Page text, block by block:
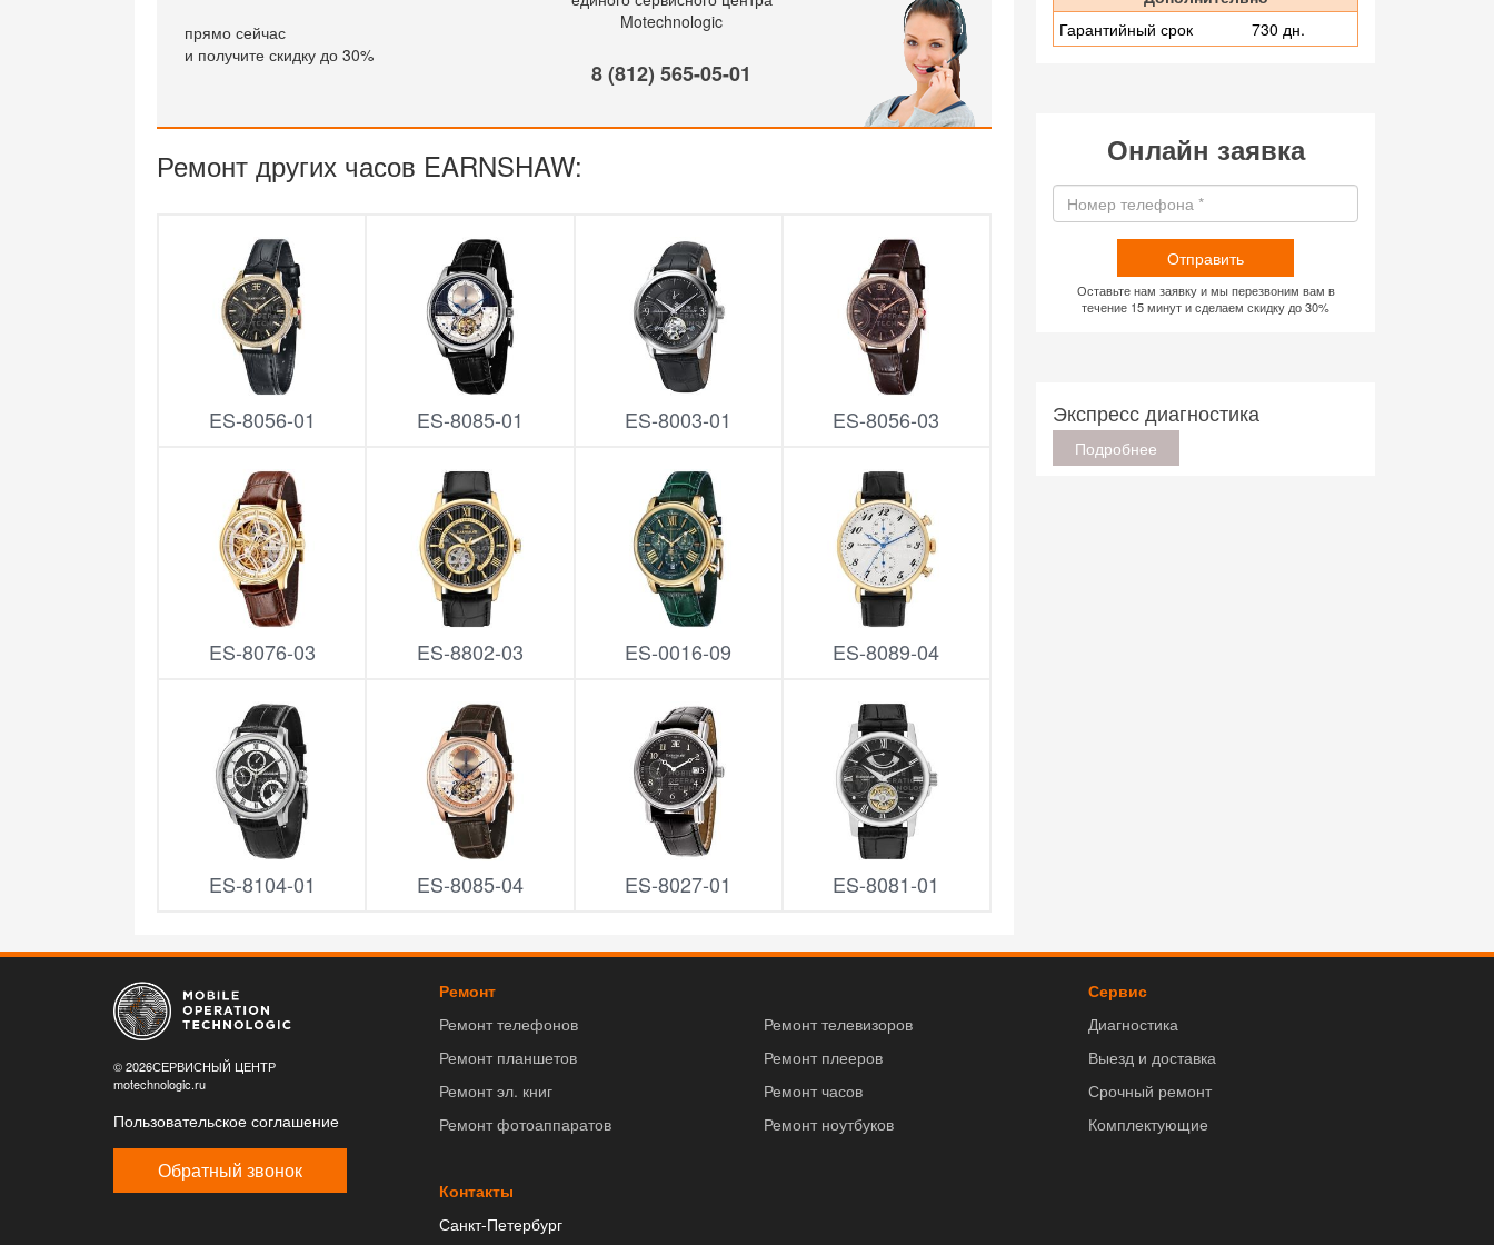
прямо сейчас
и получите скидку до 30%
Motechnologic
8 (812) 565-05-01
Ремонт других часов EARNSHAW:
ES-8056-01 ES-8085-01 ES-8003-01 ES-8056-03
ES-8076-03 ES-8802-03 ES-0016-09 ES-8089-04
ES-8104-01 ES-8085-04 ES-8027-01 ES-8081-01
Гарантийный срок
730 дн.
Онлайн заявка
Отправить
Оставьте нам заявку и мы перезвоним вам в
течение 15 минут и сделаем скидку до 30%
Экспресс диагностика
Подробнее
© 2026СЕРВИСНЫЙ ЦЕНТР
motechnologic.ru
Пользовательское соглашение
Обратный звонок
Ремонт
Ремонт телефонов
Ремонт планшетов
Ремонт эл. книг
Ремонт фотоаппаратов
Ремонт телевизоров
Ремонт плееров
Ремонт часов
Ремонт ноутбуков
Сервис
Диагностика
Выезд и доставка
Срочный ремонт
Комплектующие
Контакты
Санкт-Петербург